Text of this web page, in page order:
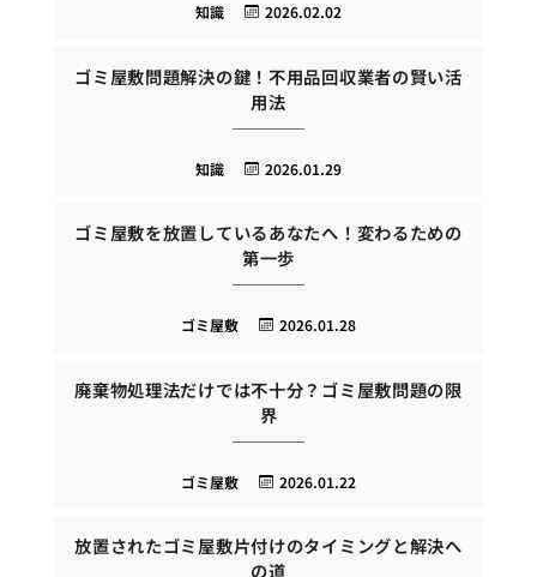
2026.02.02
知識
ゴミ屋敷問題解決の鍵！不用品回収業者の賢い活
用法
2026.01.29
知識
ゴミ屋敷を放置しているあなたへ！変わるための
第一歩
2026.01.28
ゴミ屋敷
廃棄物処理法だけでは不十分？ゴミ屋敷問題の限
界
2026.01.22
ゴミ屋敷
放置されたゴミ屋敷片付けのタイミングと解決へ
の道